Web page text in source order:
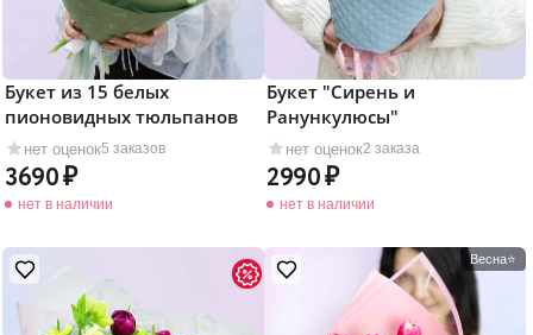
нет оценок5 заказов
Букет из 15 белых
пионовидных тюльпанов
3690
нет в наличии
нет оценок2 заказа
Букет "Сирень и
Ранункулюсы"
2990
нет в наличии
Весна⭐